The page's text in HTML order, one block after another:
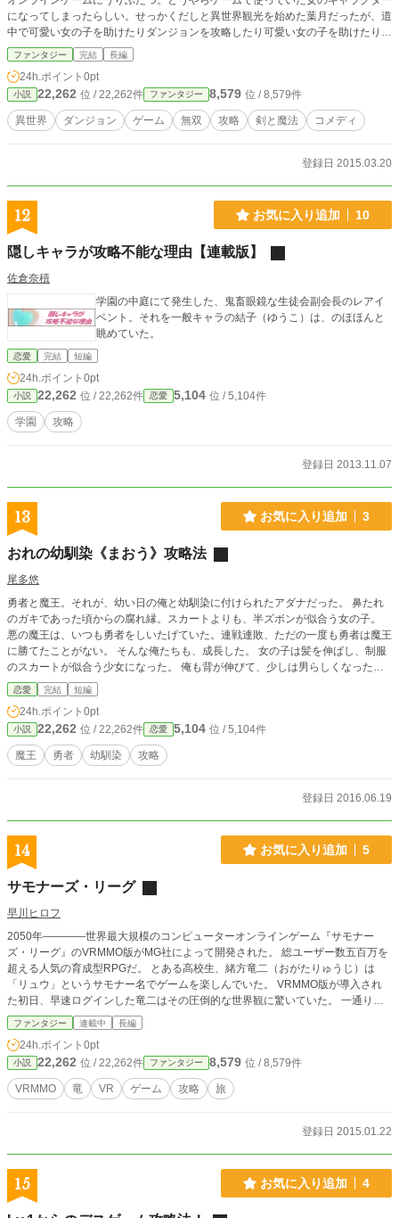
になってしまったらしい。せっかくだしと異世界観光を始めた葉月だったが、道
中で可愛い女の子を助けたりダンジョンを攻略したり可愛い女の子を助けたりの
大活躍！ 基本コメディときどきまじめな、剣と魔法の無双系王道ファンタジ
ーここに剣参！
ファンタジー 完結 長編
24h.ポイント 0pt
小説 22,262 位 / 22,262件 ファンタジー 8,579 位 / 8,579件
異世界 ダンジョン ゲーム 無双 攻略 剣と魔法 コメディ
登録日 2015.03.20
12 お気に入り追加 10
隠しキャラが攻略不能な理由【連載版】
佐倉奈積
学園の中庭にて発生した、鬼畜眼鏡な生徒会副会長のレアイ
ベント。それを一般キャラの結子（ゆうこ）は、のほほんと
眺めていた。
恋愛 完結 短編
24h.ポイント 0pt
小説 22,262 位 / 22,262件 恋愛 5,104 位 / 5,104件
学園 攻略
登録日 2013.11.07
13 お気に入り追加 3
おれの幼馴染《まおう》攻略法
尾多悠
勇者と魔王。それが、幼い日の俺と幼馴染に付けられたアダナだった。 鼻たれ
のガキであった頃からの腐れ縁。スカートよりも、半ズボンが似合う女の子。
悪の魔王は、いつも勇者をしいたげていた。連戦連敗、ただの一度も勇者は魔王
に勝てたことがない。 そんな俺たちも、成長した。 女の子は髪を伸ばし、制服
のスカートが似合う少女になった。 俺も背が伸びて、少しは男らしくなったん
じゃないかと思う。 中学生になって二度目の冬。俺は果たして、この幼馴染
《まおう》を攻略できるのだろうか。
恋愛 完結 短編
24h.ポイント 0pt
小説 22,262 位 / 22,262件 恋愛 5,104 位 / 5,104件
魔王 勇者 幼馴染 攻略
登録日 2016.06.19
14 お気に入り追加 5
サモナーズ・リーグ
早川ヒロフ
2050年――――世界最大規模のコンピューターオンラインゲーム『サモナー
ズ・リーグ』のVRMMO版がMG社によって開発された。 総ユーザー数五百万を
超える人気の育成型RPGだ。 とある高校生、緒方竜二（おがたりゅうじ）は
「リュウ」というサモナー名でゲームを楽しんでいた。 VRMMO版が導入され
た初日、早速ログインした竜二はその圧倒的な世界観に驚いていた。 一通り楽
しんだ後いざログアウトしようとしたときだった。 なぜかログアウトできな
い。 そこからゲーム脱出のため、竜二は攻略の旅に出る。
ファンタジー 連載中 長編
24h.ポイント 0pt
小説 22,262 位 / 22,262件 ファンタジー 8,579 位 / 8,579件
VRMMO 竜 VR ゲーム 攻略 旅
登録日 2015.01.22
15 お気に入り追加 4